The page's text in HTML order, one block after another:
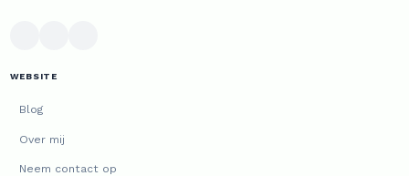
WEBSITE
Blog
Over mij
Neem contact op